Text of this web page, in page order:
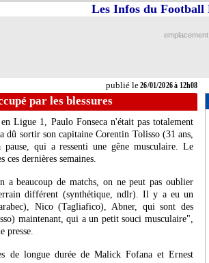
publié le26/01/2026 à 12h08
Les Infos du Football
par les blessures
Ligue 1, Paulo Fonseca n'était pas totalement
dû sortir son capitaine Corentin Tolisso(31 ans,
qui a ressenti une gêne musculaire. Le
ces dernières semaines.
a beaucoup de matchs, on ne peut pas oublier
différent (synthétique, ndlr). Il y a eu un
Nico (Tagliafico), Abner, qui sont des
maintenant, qui a un petit souci musculaire",
presse.
de longue durée de Malick Fofana et Ernest